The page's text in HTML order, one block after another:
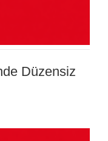
Düzensiz